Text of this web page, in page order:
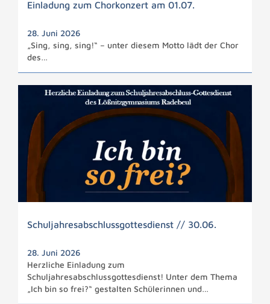
Einladung zum Chorkonzert am 01.07.
28. Juni 2026
„Sing, sing, sing!“ – unter diesem Motto lädt der Chor
des…
Schuljahresabschlussgottesdienst // 30.06.
28. Juni 2026
Herzliche Einladung zum
Schuljahresabschlussgottesdienst! Unter dem Thema
„Ich bin so frei?“ gestalten Schülerinnen und…